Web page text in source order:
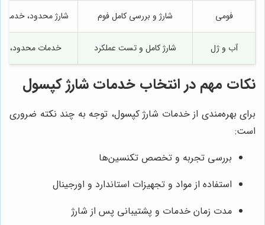
فومی شارژ و بررسی کامل فوم شارژ محدود،
آب و ژل شارژ کامل و تست عملکرد خدمات محدود،
نکات مهم در انتخاب خدمات شارژ کپسول
برای بهره‌مندی از خدمات شارژ کپسول، توجه به چند نکته ضروری
است:
بررسی تجربه و تخصص تکنسین‌ها
استفاده از مواد و تجهیزات استاندارد و اورجینال
مدت زمان خدمات و پشتیبانی پس از شارژ